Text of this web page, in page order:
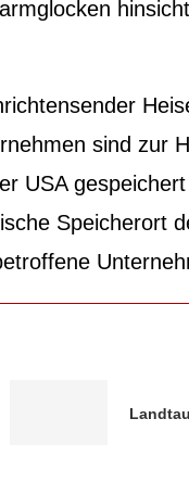
sind zur
USA gespeichert
Speicherort